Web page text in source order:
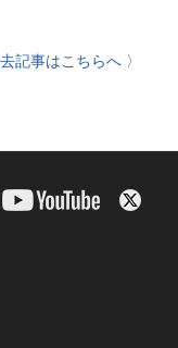
記事はこちらへ 〉